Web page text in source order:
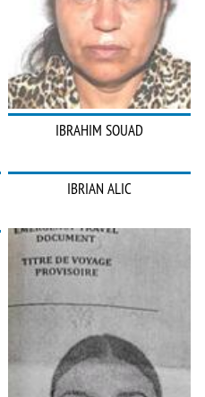
IBRAHIM SOUAD
IBRIAN ALIC